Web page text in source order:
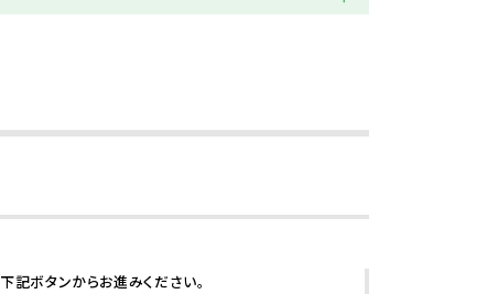
下記ボタンからお進みください。